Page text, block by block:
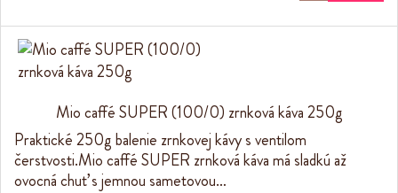
Mio caffé SUPER (100/0) zrnková káva 250g
Praktické 250g balenie zrnkovej kávy s ventilom
čerstvosti.Mio caffé SUPER zrnková káva má sladkú až
ovocná chuť s jemnou sametovou…